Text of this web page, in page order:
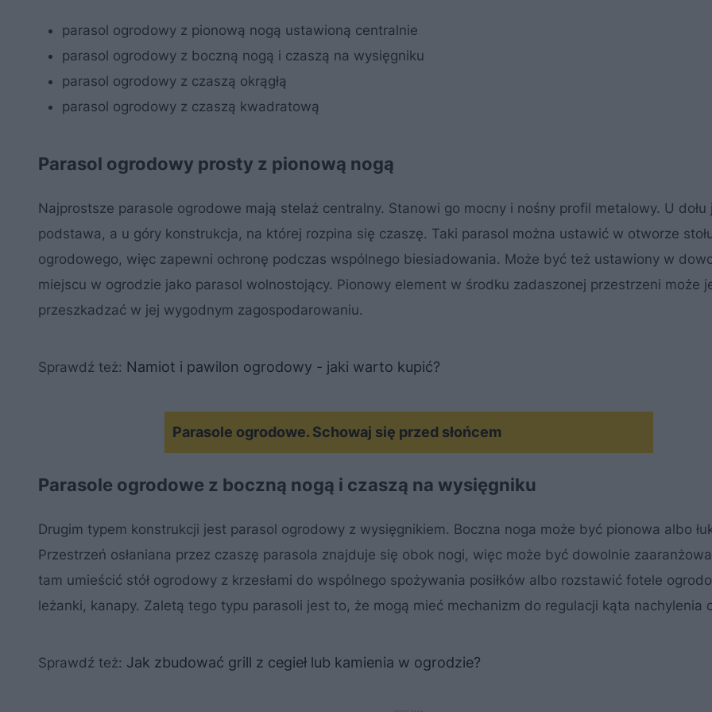
parasol ogrodowy z pionową nogą ustawioną centralnie
parasol ogrodowy z boczną nogą i czaszą na wysięgniku
parasol ogrodowy z czaszą okrągłą
parasol ogrodowy z czaszą kwadratową
Parasol ogrodowy prosty z pionową nogą
Najprostsze parasole ogrodowe mają stelaż centralny. Stanowi go mocny i nośny profil metalowy. U dołu
podstawa, a u góry konstrukcja, na której rozpina się czaszę. Taki parasol można ustawić w otworze
ogrodowego, więc zapewni ochronę podczas wspólnego biesiadowania. Może być też ustawiony w
miejscu w ogrodzie jako parasol wolnostojący. Pionowy element w środku zadaszonej przestrzeni może
przeszkadzać w jej wygodnym zagospodarowaniu.
Sprawdź też: Namiot i pawilon ogrodowy - jaki warto kupić?
Parasole ogrodowe. Schowaj się przed słońcem
Parasole ogrodowe z boczną nogą i czaszą na wysięgniku
Drugim typem konstrukcji jest parasol ogrodowy z wysięgnikiem. Boczna noga może być pionowa albo
Przestrzeń osłaniana przez czaszę parasola znajduje się obok nogi, więc może być dowolnie
tam umieścić stół ogrodowy z krzesłami do wspólnego spożywania posiłków albo rozstawić fotele
leżanki, kanapy. Zaletą tego typu parasoli jest to, że mogą mieć mechanizm do regulacji kąta nachylenia
Sprawdź też: Jak zbudować grill z cegieł lub kamienia w ogrodzie?